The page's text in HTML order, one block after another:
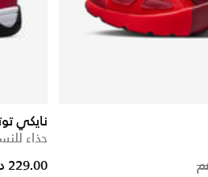
نايكي
حذاء
reduced from
to
229.00 درهم